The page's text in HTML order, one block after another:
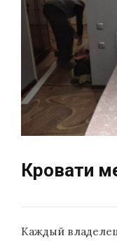
Кровати
Каждый